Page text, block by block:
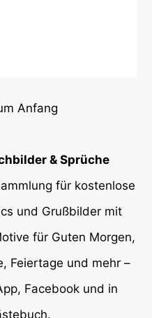
Anfang
& Sprüche
für kostenlose
und Grußbilder mit
für Guten Morgen,
Feiertage und mehr –
Facebook und in